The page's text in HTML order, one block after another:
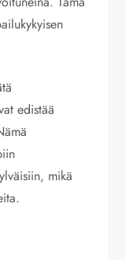
edistää
mikä